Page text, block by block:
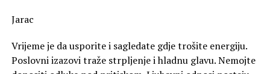
Jarac
Vrijeme je da usporite i sagledate gdje trošite energiju.
Poslovni izazovi traže strpljenje i hladnu glavu. Nemojte